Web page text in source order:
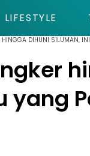
LIFESTYLE
HINGGA DIHUNI SILUMAN,
yang